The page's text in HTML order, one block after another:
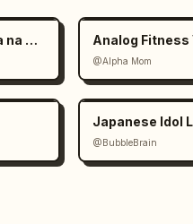
Vlog de viagem realista gravado com câmera na mão Analog Fitness
@Alpha Mom
Japanese Idol
@BubbleBrain